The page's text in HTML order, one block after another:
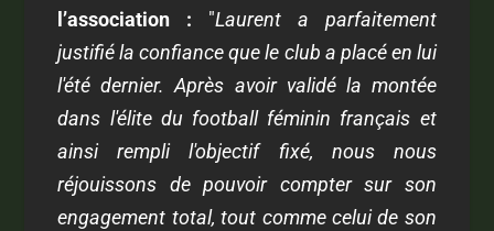
l’association : "Laurent a parfaitement
justifié la confiance que le club a placé en lui
l'été dernier. Après avoir validé la montée
dans l'élite du football féminin français et
ainsi rempli l'objectif fixé, nous nous
réjouissons de pouvoir compter sur son
engagement total, tout comme celui de son